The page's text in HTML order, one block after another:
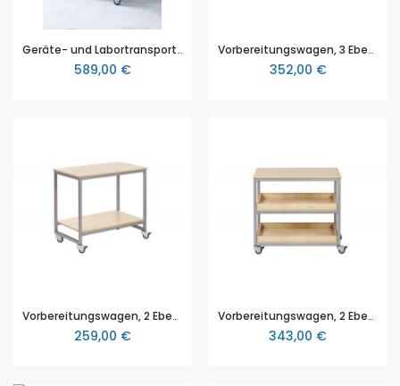
Geräte- und Labortransportwagen mit Polypropylenplatten (PP), Höhe 75, Breite 75, Tiefe 55, Nutzlast 150 kg
589,00 €
Vorbereitungswagen, 3 Ebenen, mit Aufkantung (HxBxT 96 x 100 x 60 cm)
352,00 €
Vorbereitungswagen, 2 Ebenen, OHNE Aufkantung (HxBxT 96 x 100 x 60 cm)
259,00 €
Vorbereitungswagen, 2 Ebenen, 2 mit Aufkantung (HxBxT 96 x 100 x 60 cm)
343,00 €